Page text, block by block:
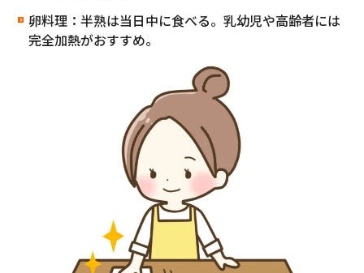
卵料理：半熟は当日中に食べる。乳幼児や高齢者には
完全加熱がおすすめ。